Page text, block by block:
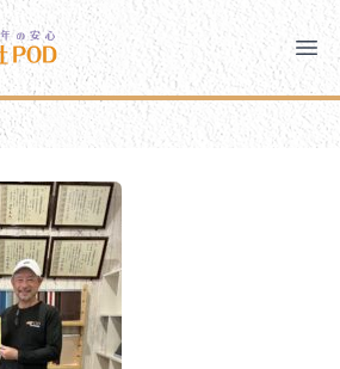
キップ
ン・デマンド
塗装なら創業100年の安心 ペイン
ン・デマンド
安心の取り組み
よくあるご質問